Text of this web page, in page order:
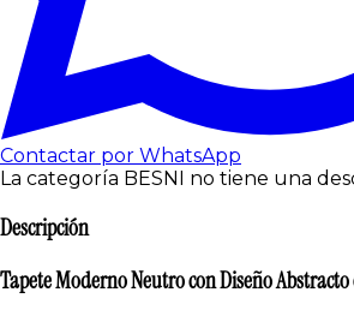
Contactar por WhatsApp
La categoría BESNI no tiene una
Descripción
Tapete Moderno Neutro con Diseño Abstracto